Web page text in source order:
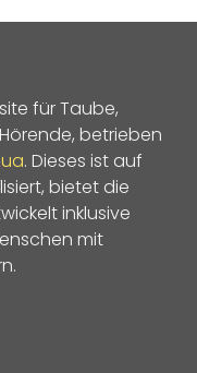
für Taube,
betrieben
. Dieses ist auf
bietet die
inklusive
mit